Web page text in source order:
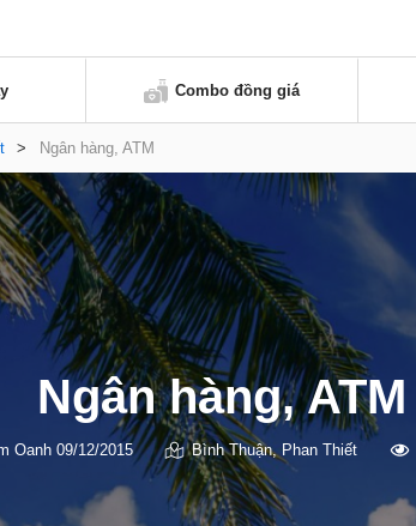
Combo đồng giá
> Ngân hàng, ATM
Ngân hàng, ATM
Oanh09/12/2015 Bình Thuận, Phan Thiết